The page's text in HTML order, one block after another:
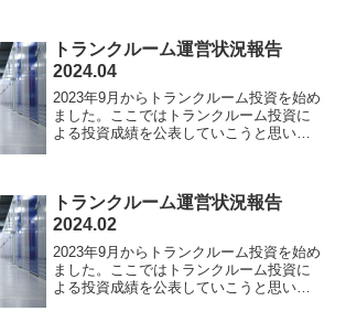
になるかもしれません。ソーシャルレン
ディングとは「ソー...
トランクルーム運営状況報告
2024.04
2023年9月からトランクルーム投資を始め
ました。ここではトランクルーム投資に
よる投資成績を公表していこうと思いま
料振込が月末締め翌...
トランクルーム運営状況報告
2024.02
2023年9月からトランクルーム投資を始め
ました。ここではトランクルーム投資に
よる投資成績を公表していこうと思いま